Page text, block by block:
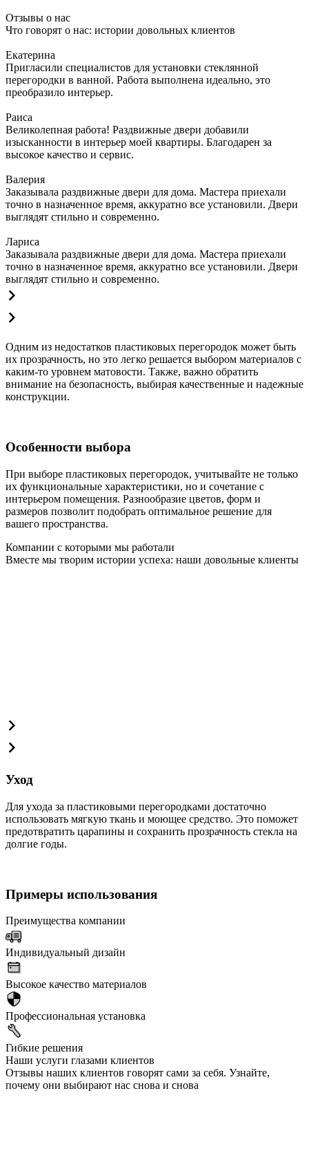
Отзывы о нас
Что говорят о нас: истории довольных клиентов
Екатерина
Пригласили специалистов для установки стеклянной
перегородки в ванной. Работа выполнена идеально, это
преобразило интерьер.
Раиса
Великолепная работа! Раздвижные двери добавили
изысканности в интерьер моей квартиры. Благодарен за
высокое качество и сервис.
Валерия
Заказывала раздвижные двери для дома. Мастера приехали
точно в назначенное время, аккуратно все установили. Двери
выглядят стильно и современно.
Лариса
Заказывала раздвижные двери для дома. Мастера приехали
точно в назначенное время, аккуратно все установили. Двери
выглядят стильно и современно.
Одним из недостатков пластиковых перегородок может быть
их прозрачность, но это легко решается выбором материалов с
каким-то уровнем матовости. Также, важно обратить
внимание на безопасность, выбирая качественные и надежные
конструкции.
Особенности выбора
При выборе пластиковых перегородок, учитывайте не только
их функциональные характеристики, но и сочетание с
интерьером помещения. Разнообразие цветов, форм и
размеров позволит подобрать оптимальное решение для
вашего пространства.
Компании с которыми мы работали
Вместе мы творим истории успеха: наши довольные клиенты
Уход
Для ухода за пластиковыми перегородками достаточно
использовать мягкую ткань и моющее средство. Это поможет
предотвратить царапины и сохранить прозрачность стекла на
долгие годы.
Примеры использования
Преимущества компании
Индивидуальный дизайн
Высокое качество материалов
Профессиональная установка
Гибкие решения
Наши услуги глазами клиентов
Отзывы наших клиентов говорят сами за себя. Узнайте,
почему они выбирают нас снова и снова